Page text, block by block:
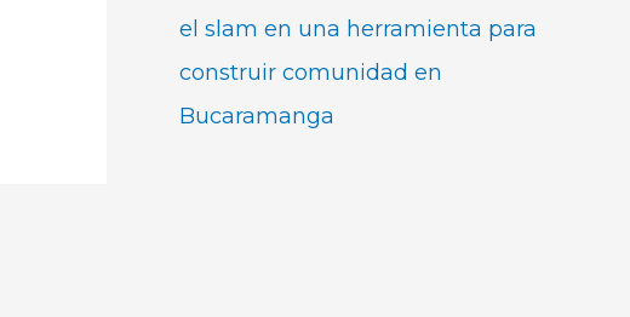
el slam en una herramienta para
construir comunidad en
Bucaramanga